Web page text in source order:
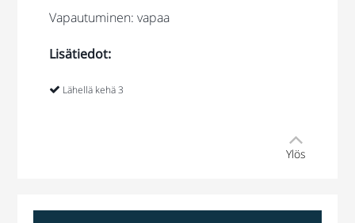
Vapautuminen: vapaa
Lisätiedot:
Lähellä kehä 3
Ylös